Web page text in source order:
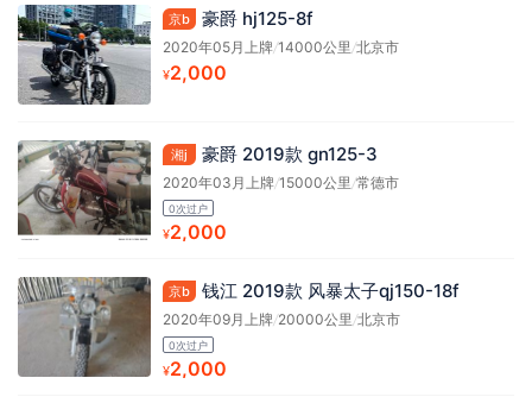
京b 豪爵 hj125-8f
2020年05月上牌/14000公里 /北京市
¥2,000
湘j 豪爵 2019款 gn125-3
2020年03月上牌/15000公里 /常德市
0次过户
¥2,000
京b 钱江 2019款 风暴太子qj150-18f
2020年09月上牌/20000公里 /北京市
0次过户
¥2,000